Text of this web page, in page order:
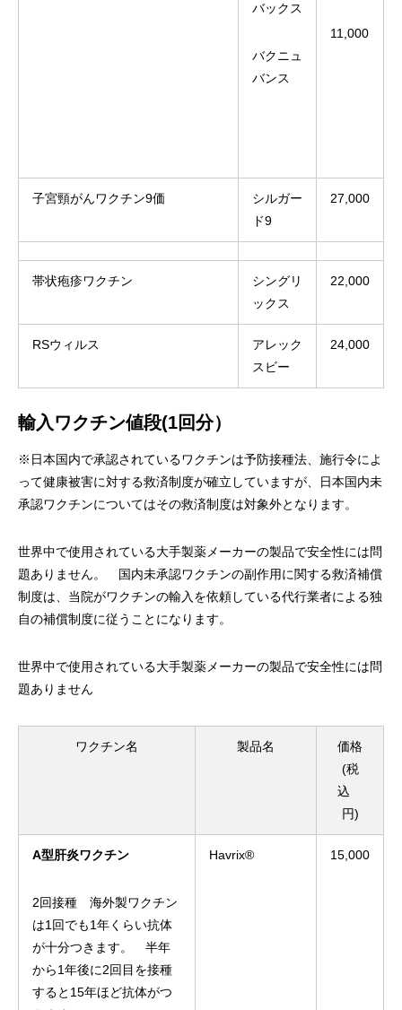
バックス
バクニュ
バンス
11,000
子宮頸がんワクチン9価
シルガー
ド9
27,000
帯状疱疹ワクチン
シングリ
ックス
22,000
RSウィルス
アレック
スビー
24,000
輸入ワクチン値段(1回分）
※日本国内で承認されているワクチンは予防接種法、施行令によ
って健康被害に対する救済制度が確立していますが、日本国内未
承認ワクチンについてはその救済制度は対象外となります。
世界中で使用されている大手製薬メーカーの製品で安全性には問
題ありません。 国内未承認ワクチンの副作用に関する救済補償
制度は、当院がワクチンの輸入を依頼している代行業者による独
自の補償制度に従うことになります。
世界中で使用されている大手製薬メーカーの製品で安全性には問
題ありません
ワクチン名 製品名
価格
(税
込
円)
A型肝炎ワクチン
2回接種 海外製ワクチン
は1回でも1年くらい抗体
が十分つきます。 半年
から1年後に2回目を接種
すると15年ほど抗体がつ
Havrix® 15,000